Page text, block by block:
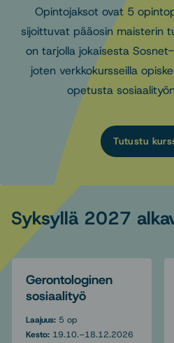
Opintojaksot ovat 5
sijoittuvat pääosin maisterin
on tarjolla jokaisesta
joten verkkokursseilla
opetusta
Tutustu
Syksyllä 2027
Gerontologinen
sosiaalityö
Laajuus: 5 op
Kesto: 19.10.–18.12.2026